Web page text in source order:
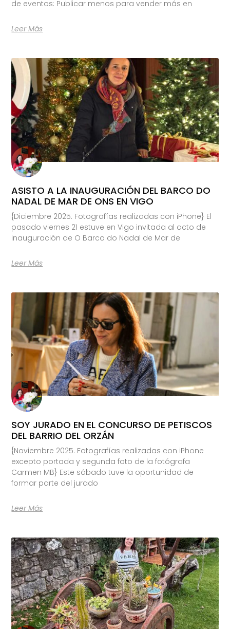
de eventos: Publicar menos para vender más en
Leer Más
ASISTO A LA INAUGURACIÓN DEL BARCO DO
NADAL DE MAR DE ONS EN VIGO
{Diciembre 2025. Fotografías realizadas con iPhone} El
pasado viernes 21 estuve en Vigo invitada al acto de
inauguración de O Barco do Nadal de Mar de
Leer Más
SOY JURADO EN EL CONCURSO DE PETISCOS
DEL BARRIO DEL ORZÁN
{Noviembre 2025. Fotografías realizadas con iPhone
excepto portada y segunda foto de la fotógrafa
Carmen MB} Este sábado tuve la oportunidad de
formar parte del jurado
Leer Más